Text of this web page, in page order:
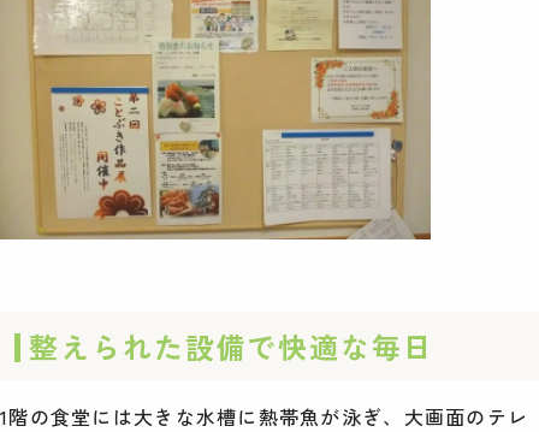
整えられた設備で快適な毎日
1階の食堂には大きな水槽に熱帯魚が泳ぎ、大画面のテレ